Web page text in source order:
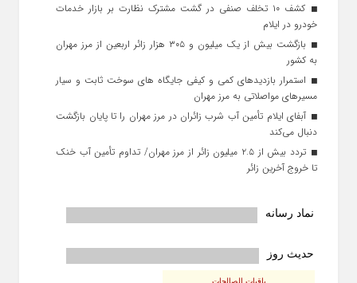
کشف ۱۰ تخلف صنفی در گشت مشترک نظارت بر بازار خدمات
خودرو در ایلام
بازگشت بیش از یک میلیون و ۳۰۵ هزار زائر اربعین از مرز مهران
به کشور
استمرار بازدیدهای کمی و کیفی جایگاه‌ های سوخت ثابت و سیار
مسیرهای مواصلاتی به مرز مهران
آبفای ایلام تأمین آب شرب زائران در مرز مهران را تا پایان بازگشت
دنبال می‌کند
تردد بیش از ۲.۵ میلیون زائر از مرز مهران/ تداوم تأمین آب خنک
تا خروج آخرین زائر
نماد رسانه
حدیث روز